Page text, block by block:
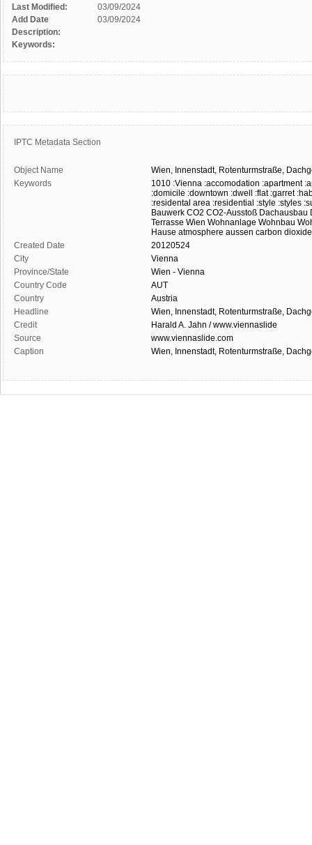
Last Modified:
03/09/2024
Add Date
03/09/2024
Description:
Keywords:
IPTC Metadata Section
Object Name Wien, Innenstadt, Rotenturmstraße,
Keywords
1010 :Vienna :accomodation :apartment
:domicile :downtown :dwell :flat :garret
:residental area :residential :style :styles
Bauwerk CO2 CO2-Ausstoß Dachausbau
Terrasse Wien Wohnanlage Wohnbau
Hause atmosphere aussen carbon dioxide
Created Date
20120524
City
Vienna
Province/State
Wien - Vienna
Country Code
AUT
Country
Austria
Headline
Wien, Innenstadt, Rotenturmstraße,
Credit
Harald A. Jahn / www.viennaslide
Source
www.viennaslide.com
Caption
Wien, Innenstadt, Rotenturmstraße,